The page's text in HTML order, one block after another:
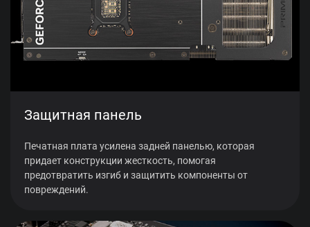
Защитная панель
Печатная плата усилена задней панелью, которая
придает конструкции жесткость, помогая
предотвратить изгиб и защитить компоненты от
повреждений.